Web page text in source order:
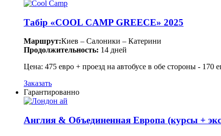
Табір «COOL CAMP GREECE» 2025
Маршрут:Киев – Салоники – Катерини
Продолжительность: 14 дней
Цена: 475 евро + проезд на автобусе в обе стороны - 170
Заказать
Гарантированно
Англия & Объединенная Европа (курсы +